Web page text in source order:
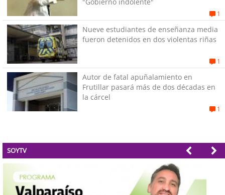
1
Nueve estudiantes de enseñanza media
fueron detenidos en dos violentas riñas
1
Autor de fatal apuñalamiento en
Frutillar pasará más de dos décadas en
la cárcel
1
SOYTV